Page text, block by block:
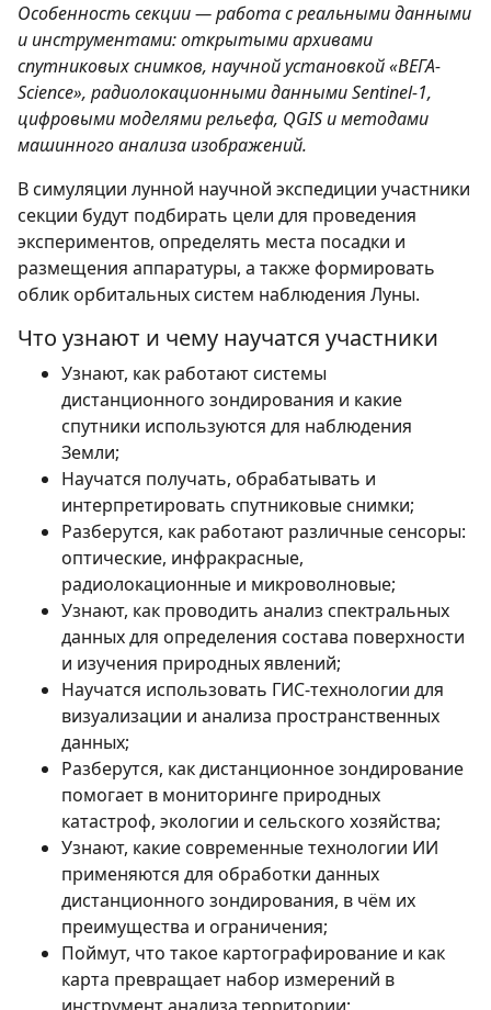
Особенность секции — работа с реальными данными
и инструментами: открытыми архивами
спутниковых снимков, научной установкой «ВЕГА-
Science», радиолокационными данными Sentinel-1,
цифровыми моделями рельефа, QGIS и методами
машинного анализа изображений.
В симуляции лунной научной экспедиции участники
секции будут подбирать цели для проведения
экспериментов, определять места посадки и
размещения аппаратуры, а также формировать
облик орбитальных систем наблюдения Луны.
Что узнают и чему научатся участники
Узнают, как работают системы
дистанционного зондирования и какие
спутники используются для наблюдения
Земли;
Научатся получать, обрабатывать и
интерпретировать спутниковые снимки;
Разберутся, как работают различные сенсоры:
оптические, инфракрасные,
радиолокационные и микроволновые;
Узнают, как проводить анализ спектральных
данных для определения состава поверхности
и изучения природных явлений;
Научатся использовать ГИС-технологии для
визуализации и анализа пространственных
данных;
Разберутся, как дистанционное зондирование
помогает в мониторинге природных
катастроф, экологии и сельского хозяйства;
Узнают, какие современные технологии ИИ
применяются для обработки данных
дистанционного зондирования, в чём их
преимущества и ограничения;
Поймут, что такое картографирование и как
карта превращает набор измерений в